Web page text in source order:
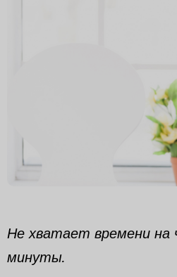
Не хватает времени на
минуты.